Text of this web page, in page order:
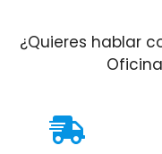
¿Quieres hablar